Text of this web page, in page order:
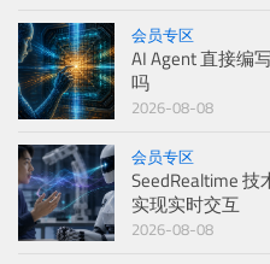
会员专区
AI Agent 直接编
吗
2026-08-08
会员专区
SeedRealtime
实现实时交互
2026-08-08